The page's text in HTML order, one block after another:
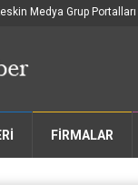
Medya Grup Portalları
FIRMALAR